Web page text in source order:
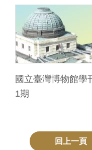
著
作
權
聲
明
國立臺灣博物館學
1期
回上一頁